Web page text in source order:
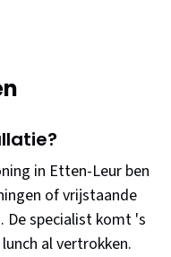
in Etten-Leur ben
of vrijstaande
De specialist komt 's
al vertrokken.